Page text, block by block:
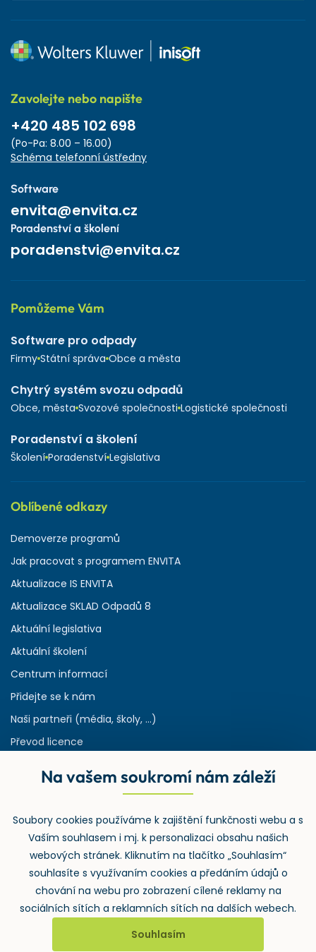
Zavolejte nebo napište
+420 485 102 698
(Po-Pa: 8.00 – 16.00)
Schéma telefonní ústředny
Software
envita@envita.cz
Poradenství a školení
poradenstvi@envita.cz
Pomůžeme Vám
Software pro odpady
Firmy Státní správa Obce a města
Chytrý systém svozu odpadů
Obce, města Svozové společnosti Logistické společnosti
Poradenství a školení
Školení Poradenství Legislativa
Oblíbené odkazy
Demoverze programů
Jak pracovat s programem ENVITA
Aktualizace IS ENVITA
Aktualizace SKLAD Odpadů 8
Aktuální legislativa
Aktuální školení
Centrum informací
Přidejte se k nám
Naši partneři (média, školy, ...)
Převod licence
Rejstřík používaných zkratek v odpadech
Zpětný odběr
Na vašem soukromí nám záleží
Soubory cookies používáme k zajištění funkčnosti webu a s
Vaším souhlasem i mj. k personalizaci obsahu našich
webových stránek. Kliknutím na tlačítko „Souhlasím“
souhlasíte s využívaním cookies a předáním údajů o
chování na webu pro zobrazení cílené reklamy na
sociálních sítích a reklamních sítích na dalších webech.
Souhlasím